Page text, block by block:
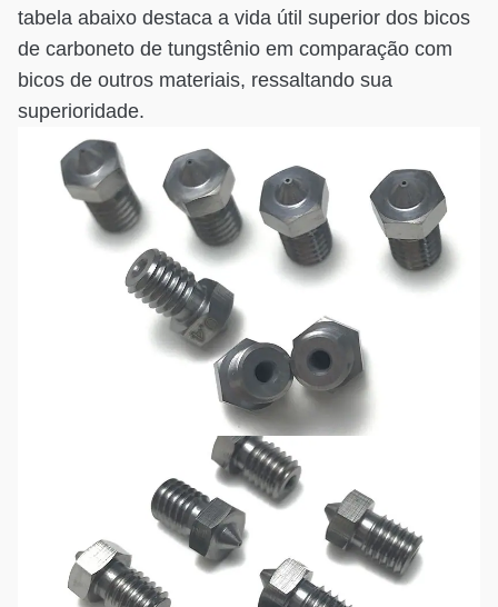
tabela abaixo destaca a vida útil superior dos bicos
de carboneto de tungstênio em comparação com
bicos de outros materiais, ressaltando sua
superioridade.